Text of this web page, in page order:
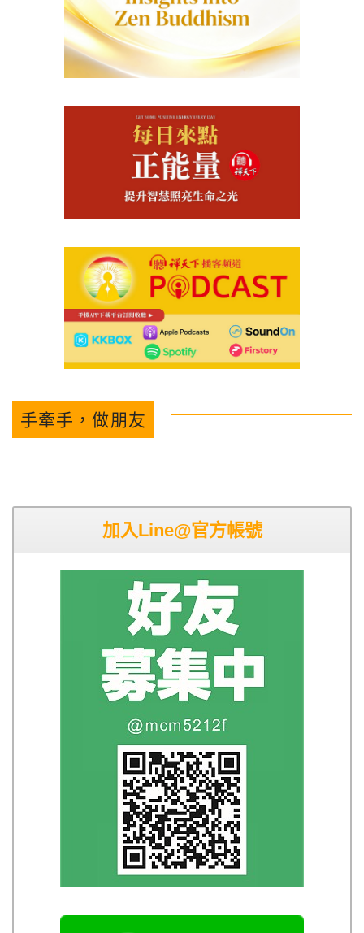
手牽手，做朋友
加入Line@官方帳號